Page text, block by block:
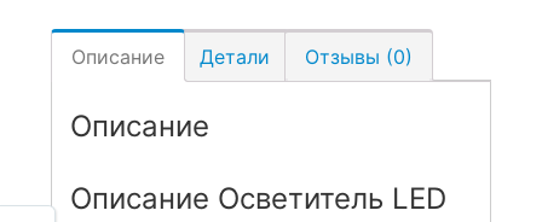
Описание Детали Отзывы (0)
Описание
Описание Осветитель LED